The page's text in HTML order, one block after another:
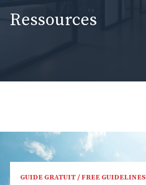
Ressources
GUIDE GRATUIT / FREE GUIDELINES